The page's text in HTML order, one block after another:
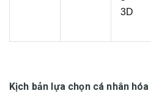
3D
Kịch bản lựa chọn cá nhân hóa